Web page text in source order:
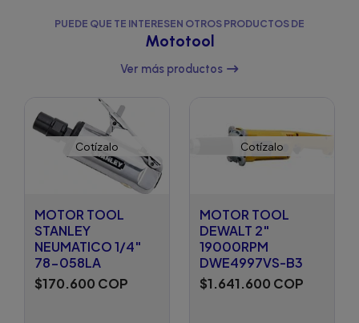
PUEDE QUE TE INTERESEN OTROS PRODUCTOS DE
Mototool
Ver más productos
Cotízalo
MOTOR TOOL
STANLEY
NEUMATICO 1/4"
78-058LA
$170.600 COP
Cotízalo
MOTOR TOOL
DEWALT 2"
19000RPM
DWE4997VS-B3
$1.641.600 COP